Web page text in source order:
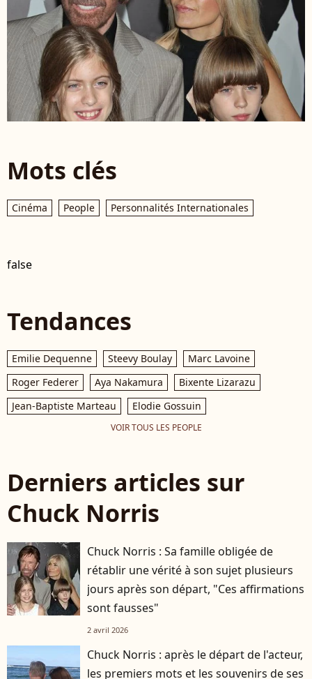
Mots clés
Cinéma People Personnalités Internationales
false
Tendances
Emilie Dequenne Steevy Boulay
Marc Lavoine
Roger Federer
Aya Nakamura
Bixente Lizarazu
Jean-Baptiste Marteau
Elodie Gossuin
VOIR TOUS LES PEOPLE
Derniers articles sur
Chuck Norris
Chuck Norris : Sa famille obligée de
rétablir une vérité à son sujet plusieurs
jours après son départ, "Ces affirmations
sont fausses"
2 avril 2026
Chuck Norris : après le départ de l'acteur,
les premiers mots et les souvenirs de ses